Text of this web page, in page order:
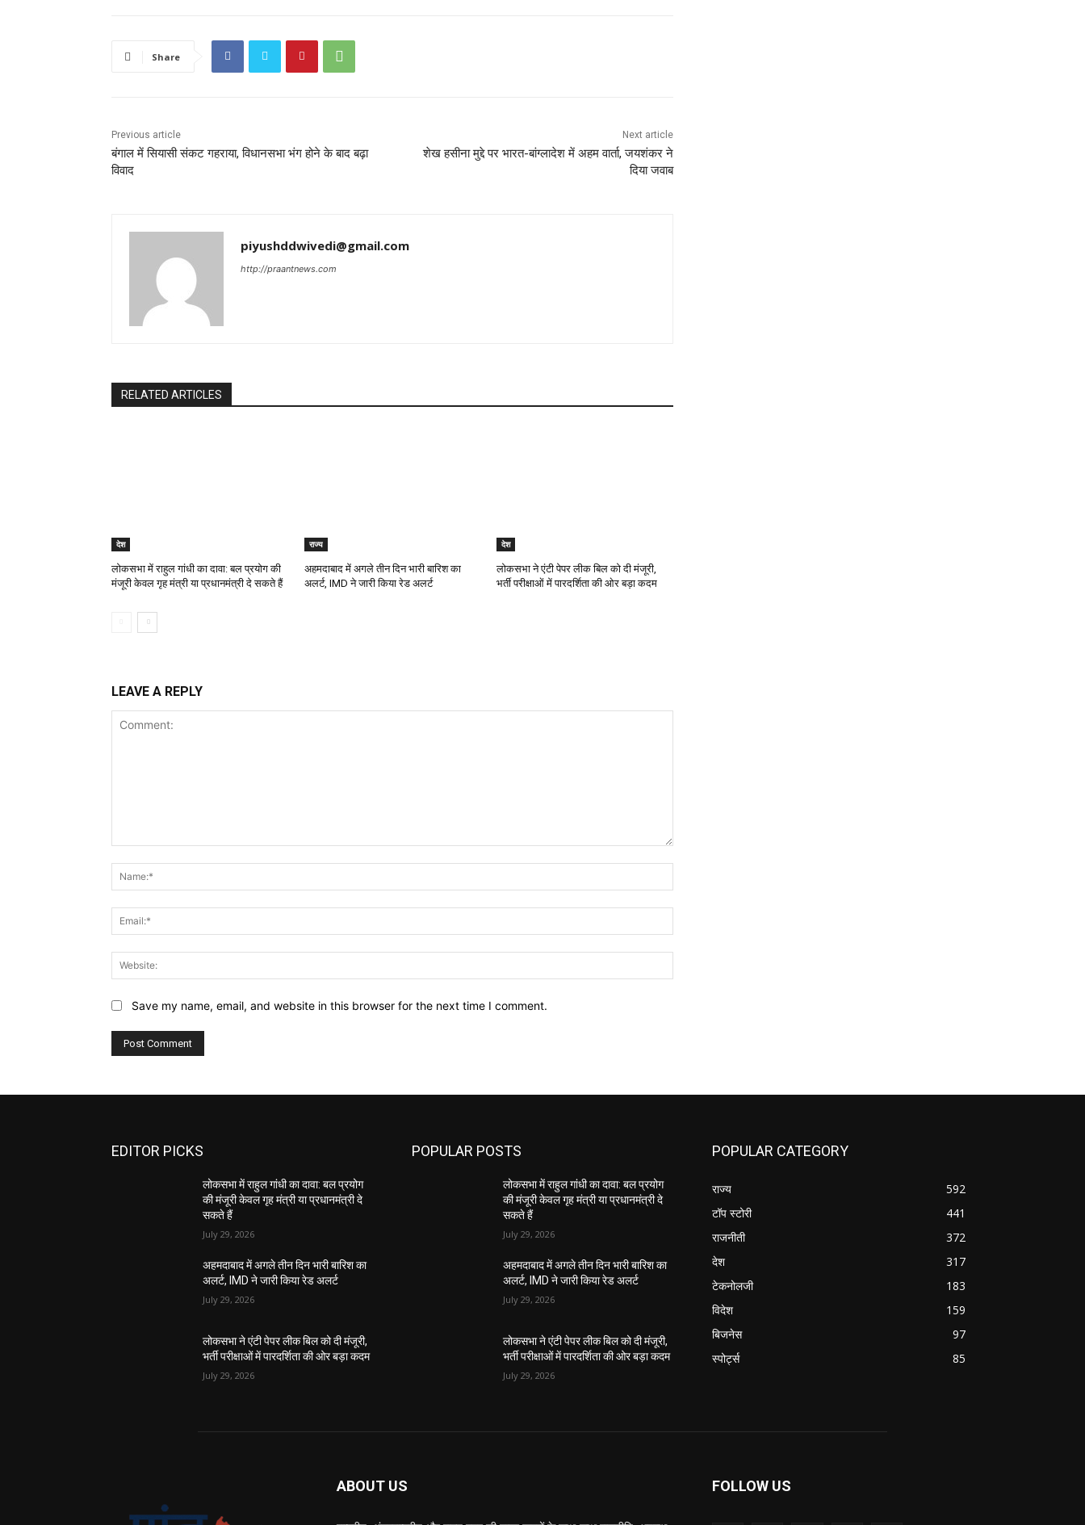
Share
Previous article
बंगाल में सियासी संकट गहराया, विधानसभा भंग होने के बाद बढ़ा
विवाद
Next article
शेख हसीना मुद्दे पर भारत-बांग्लादेश में अहम वार्ता, जयशंकर ने
दिया जवाब
piyushddwivedi@gmail.com
http://praantnews.com
RELATED ARTICLES
देश
लोकसभा में राहुल गांधी का दावा: बल प्रयोग की
मंजूरी केवल गृह मंत्री या प्रधानमंत्री दे सकते हैं
राज्य
अहमदाबाद में अगले तीन दिन भारी बारिश का
अलर्ट, IMD ने जारी किया रेड अलर्ट
देश
लोकसभा ने एंटी पेपर लीक बिल को दी मंजूरी,
भर्ती परीक्षाओं में पारदर्शिता की ओर बड़ा कदम
LEAVE A REPLY
Save my name, email, and website in this browser for the next time I comment.
EDITOR PICKS
लोकसभा में राहुल गांधी का दावा: बल प्रयोग
की मंजूरी केवल गृह मंत्री या प्रधानमंत्री दे
सकते हैं
July 29, 2026
अहमदाबाद में अगले तीन दिन भारी बारिश का
अलर्ट, IMD ने जारी किया रेड अलर्ट
July 29, 2026
लोकसभा ने एंटी पेपर लीक बिल को दी मंजूरी,
भर्ती परीक्षाओं में पारदर्शिता की ओर बड़ा कदम
July 29, 2026
POPULAR POSTS
लोकसभा में राहुल गांधी का दावा: बल प्रयोग
की मंजूरी केवल गृह मंत्री या प्रधानमंत्री दे
सकते हैं
July 29, 2026
अहमदाबाद में अगले तीन दिन भारी बारिश का
अलर्ट, IMD ने जारी किया रेड अलर्ट
July 29, 2026
लोकसभा ने एंटी पेपर लीक बिल को दी मंजूरी,
भर्ती परीक्षाओं में पारदर्शिता की ओर बड़ा कदम
July 29, 2026
POPULAR CATEGORY
राज्य
592
टॉप स्टोरी
441
राजनीती
372
देश
317
टेकनोलजी
183
विदेश
159
बिजनेस
97
स्पोर्ट्स
85
ABOUT US FOLLOW US